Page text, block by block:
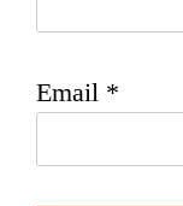
Email *